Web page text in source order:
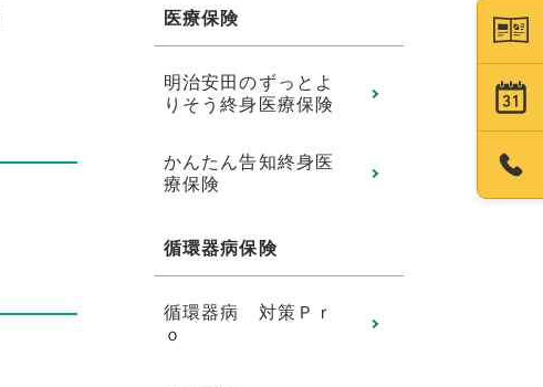
医療保険
明治安田のずっとよ
りそう終身医療保険
かんたん告知終身医
療保険
循環器病保険
循環器病 対策Ｐｒ
ｏ